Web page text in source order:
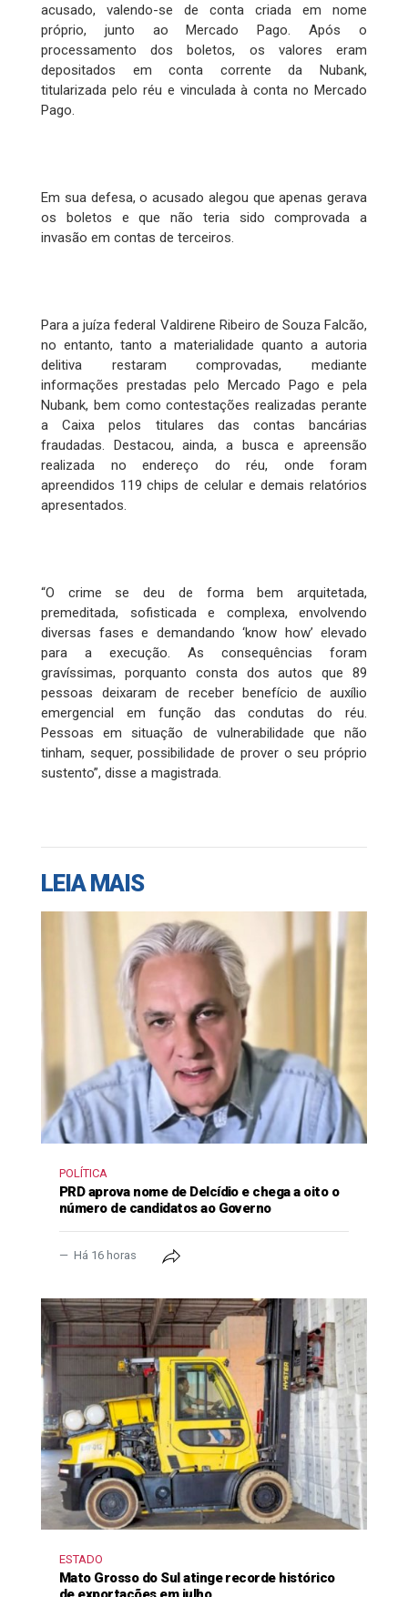
acusado, valendo-se de conta criada em nome
próprio, junto ao Mercado Pago. Após o
processamento dos boletos, os valores eram
depositados em conta corrente da Nubank,
titularizada pelo réu e vinculada à conta no Mercado
Pago.
Em sua defesa, o acusado alegou que apenas gerava
os boletos e que não teria sido comprovada a
invasão em contas de terceiros.
Para a juíza federal Valdirene Ribeiro de Souza Falcão,
no entanto, tanto a materialidade quanto a autoria
delitiva restaram comprovadas, mediante
informações prestadas pelo Mercado Pago e pela
Nubank, bem como contestações realizadas perante
a Caixa pelos titulares das contas bancárias
fraudadas. Destacou, ainda, a busca e apreensão
realizada no endereço do réu, onde foram
apreendidos 119 chips de celular e demais relatórios
apresentados.
“O crime se deu de forma bem arquitetada,
premeditada, sofisticada e complexa, envolvendo
diversas fases e demandando ‘know how’ elevado
para a execução. As consequências foram
gravíssimas, porquanto consta dos autos que 89
pessoas deixaram de receber benefício de auxílio
emergencial em função das condutas do réu.
Pessoas em situação de vulnerabilidade que não
tinham, sequer, possibilidade de prover o seu próprio
sustento”, disse a magistrada.
LEIA MAIS
POLÍTICA
PRD aprova nome de Delcídio e chega a oito o
número de candidatos ao Governo
Há 16 horas
ESTADO
Mato Grosso do Sul atinge recorde histórico